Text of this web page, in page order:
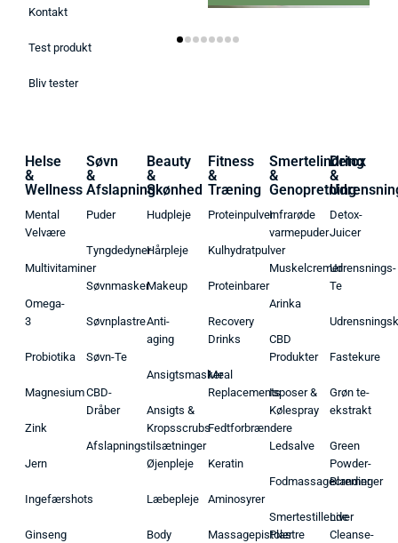
Kontakt
Test produkt
Bliv tester
Helse
&
Wellness
Mental
Velvære
Multivitaminer
Omega-
3
Probiotika
Magnesium
Zink
Jern
Ingefærshots
Ginseng
Søvn
&
Afslapning
Puder
Tyngdedyner
Søvnmasker
Søvnplastre
Søvn-Te
CBD-
Dråber
Afslapningstilsætninger
Beauty
&
Skønhed
Hudpleje
Hårpleje
Makeup
Anti-
aging
Ansigtsmasker
Ansigts &
Kropsscrubs
Øjenpleje
Læbepleje
Body
Fitness
&
Træning
Proteinpulver
Kulhydratpulver
Proteinbarer
Recovery
Drinks
Meal
Replacements
Fedtforbrændere
Keratin
Aminosyrer
Massagepistoler
Smertelindring
&
Genopretning
Infrarøde
varmepuder
Muskelcremer
Arinka
CBD
Produkter
Isposer &
Kølespray
Ledsalve
Fodmassagecremer
Smertestillende
Plastre
Detox
&
Detox-
Juicer
Udrensnings-
Te
Fastekure
Grøn te-
ekstrakt
Green
Powder-
Blandinger
Liver
Cleanse-